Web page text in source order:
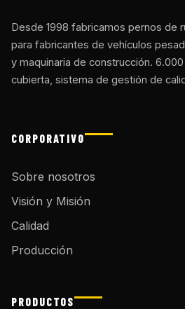
Desde 1998 fabricamos pernos de
para fabricantes de vehículos
y maquinaria de construcción.
cubierta, sistema de gestión de
CORPORATIVO
Sobre nosotros
Visión y Misión
Calidad
Producción
PRODUCTOS